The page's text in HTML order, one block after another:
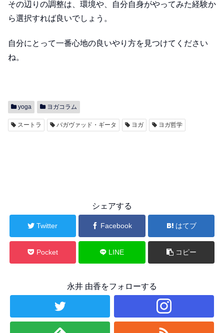
その辺りの調整は、環境や、自分自身がやってみた経験か
ら選択すれば良いでしょう。
自分にとって一番心地の良いやり方を見つけてください
ね。
yoga ヨガコラム
スートラ バガヴァッド・ギータ ヨガ ヨガ哲学
シェアする
Twitter Facebook はてブ
Pocket LINE コピー
永井 由香をフォローする